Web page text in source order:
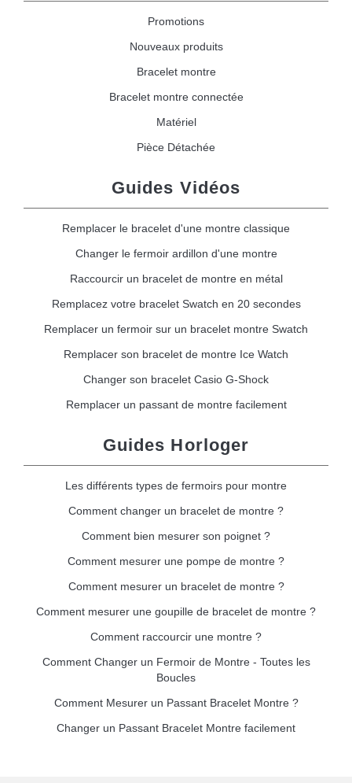
Promotions
Nouveaux produits
Bracelet montre
Bracelet montre connectée
Matériel
Pièce Détachée
Guides Vidéos
Remplacer le bracelet d'une montre classique
Changer le fermoir ardillon d'une montre
Raccourcir un bracelet de montre en métal
Remplacez votre bracelet Swatch en 20 secondes
Remplacer un fermoir sur un bracelet montre Swatch
Remplacer son bracelet de montre Ice Watch
Changer son bracelet Casio G-Shock
Remplacer un passant de montre facilement
Guides Horloger
Les différents types de fermoirs pour montre
Comment changer un bracelet de montre ?
Comment bien mesurer son poignet ?
Comment mesurer une pompe de montre ?
Comment mesurer un bracelet de montre ?
Comment mesurer une goupille de bracelet de montre ?
Comment raccourcir une montre ?
Comment Changer un Fermoir de Montre - Toutes les
Boucles
Comment Mesurer un Passant Bracelet Montre ?
Changer un Passant Bracelet Montre facilement